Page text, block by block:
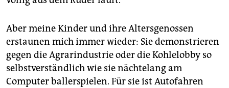
Aber meine Kinder und ihre Altersgenossen
erstaunen mich immer wieder: Sie demonstrieren
gegen die Agrarindustrie oder die Kohlelobby so
selbstverständlich wie sie nächtelang am
Computer ballerspielen. Für sie ist Autofahren